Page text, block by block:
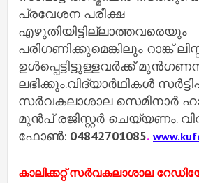
പ്രവേശന പരീക്ഷ
എഴുതിയിട്ടില്ലാത്തവരെയും
പരിഗണിക്കുമെങ്കിലും റാങ്ക്
ഉള്‍പ്പെട്ടിട്ടുള്ളവര്‍ക്ക്
ലഭിക്കും.വിദ്യാര്‍ഥികള്‍
സര്‍വകലാശാല സെമിനാര്‍
മുന്‍പ് രജിസ്റ്റര്‍ ചെയ്യണം.
ഫോണ്‍: 04842701085.
കാലിക്കറ്റ് സര്‍വകലാശാല